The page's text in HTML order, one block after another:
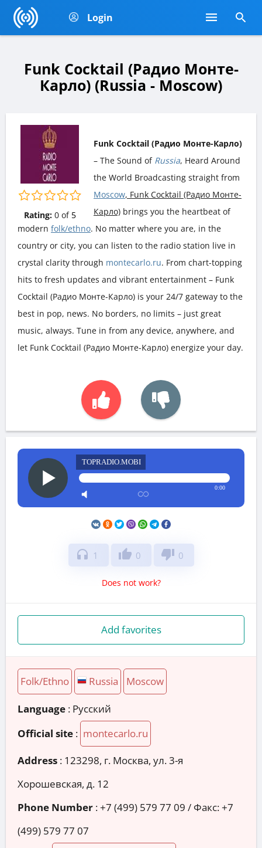
Login
Funk Cocktail (Радио Монте-
Карло) (Russia - Moscow)
Rating: 0of 5
Funk Cocktail (Радио Монте-Карло)
– The Sound of Russia, Heard Around
the World Broadcasting straight from
Moscow, Funk Cocktail (Радио Монте-
Карло) brings you the heartbeat of
modern folk/ethno. No matter where you are, in the
country or city, you can listen to the radio station live in
crystal clarity through montecarlo.ru. From chart-topping
hits to fresh updates and vibrant entertainment – Funk
Cocktail (Радио Монте-Карло) is your 24/7 gateway to the
best in pop, news. No borders, no limits – just great
music, always. Tune in from any device, anywhere, and
let Funk Cocktail (Радио Монте-Карло) energize your day.
TOPRADIO.MOBI
0:00
headphones 1 thumb_up 0 thumb_down 0
Does not work?
Add favorites
Folk/Ethno Russia Moscow
Language : Русский
Official site : montecarlo.ru
Address : 123298, г. Москва, ул. 3-я
Хорошевская, д. 12
Phone Number :+7 (499) 579 77 09 / Факс: +7
(499) 579 77 07